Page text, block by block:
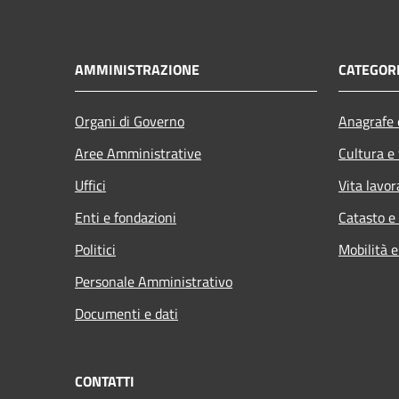
AMMINISTRAZIONE
Organi di Governo
Aree Amministrative
Uffici
Enti e fondazioni
Politici
Personale Amministrativo
Documenti e dati
Cultura
Vita
Catasto
Mobilità
CONTATTI